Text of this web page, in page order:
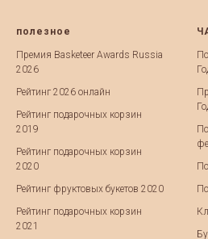
полезное
Премия Basketeer Awards Russia
2026
Рейтинг 2026 онлайн
Рейтинг подарочных корзин
2019
Рейтинг подарочных корзин
2020
Рейтинг фруктовых букетов 2020
Рейтинг подарочных корзин
2021